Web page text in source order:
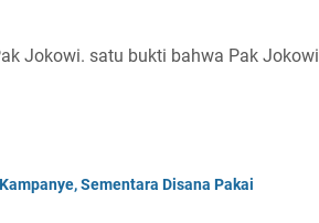
Jokowi. satu bukti bahwa Pak Jokowi
Sementara Disana Pakai